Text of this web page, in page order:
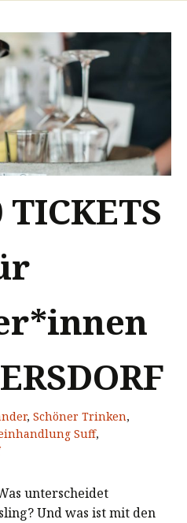
TICKETS
, Schöner Trinken,
Suff,
unterscheidet
Und was ist mit den